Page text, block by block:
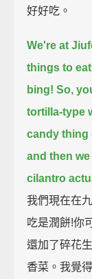
好好吃。
We're at
things to
bing! So,
tortilla-type
candy thing
and then
cilantro
我們現在在
吃是潤餅!你
還加了碎花
香菜。我覺